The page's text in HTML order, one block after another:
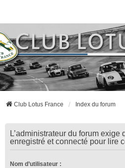
Club Lotus France Index du forum
L’administrateur du forum exige
enregistré et connecté pour lire
Nom d’utilisateur :